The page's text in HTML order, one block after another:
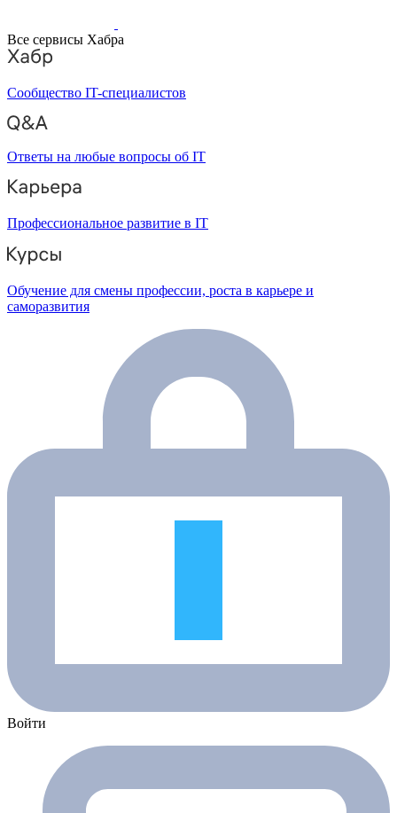
Все сервисы Хабра
Сообщество IT-специалистов
Ответы на любые вопросы об IT
Профессиональное развитие в IT
Обучение для смены профессии, роста в карьере и
саморазвития
Войти